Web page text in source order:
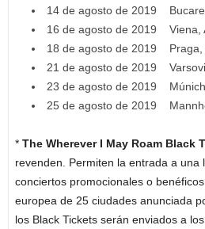
14 de agosto de 2019
16 de agosto de 2019
18 de agosto de 2019
21 de agosto de 2019
23 de agosto de 2019
25 de agosto de 2019
* The Wherever I May Roam Black
revenden. Permiten la entrada a
conciertos promocionales o
europea de 25 ciudades anunciada
los Black Tickets serán enviados a